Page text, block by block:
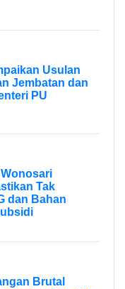
Usulan
Jembatan dan
PU
Wonosari
Tak
dan Bahan
Brutal